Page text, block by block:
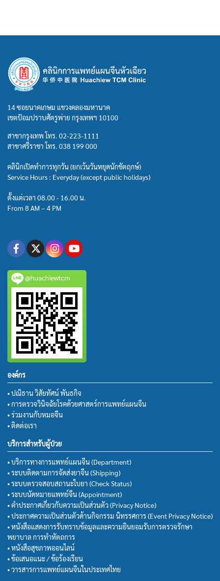
14 ซอยนาคเกษม แขวงคลองมหานาค
เขตป้อมปราบศัตรูพ่าย กรุงเทพฯ 10100
สาขากรุงเทพ โทร. 02-223-1111
สาขาศรีราชา โทร. 038 199 000
คลินิกเปิดทำการทุกวัน (ยกเว้นวันหยุดนักขัตฤกษ์)
Service Hours : Everyday (except public holidays)
ตั้งแต่เวลา 08.00 - 16.00 น.
From 8 AM – 4 PM
@huachiewtcm
องค์กร
• ปณิธาน วิสัยทัศน์ พันธกิจ
• การตรวจวินิจฉัยโรคด้วยศาสตร์การแพทย์แผนจีน
• ร่วมงานกับหมอจีน
• ติดต่อเรา
บริการสำหรับผู้ป่วย
• บริการทางการแพทย์แผนจีน (Department)
• ระบบติดตามการจัดส่งยาจีน (Shipping)
• ระบบตรวจสอบสถานะใบยา (Check Status)
• ระบบนัดหมายแพทย์จีน (Appointment)
• คำประกาศเกี่ยวกับความเป็นส่วนตัว (Privacy Notice)
• ประกาศความเป็นส่วนตัวด้านกิจกรรม นิทรรศการ (Event Privacy Notice)
• หนังสือแสดงการรับทราบข้อมูลและความยินยอมรับการตรวจรักษา
พยาบาล การทำหัตถการ
• หนังสือสุขภาพออนไลน์
• ข้อเสนอแนะ / ข้อร้องเรียน
• วารสารการแพทย์แผนจีนในประเทศไทย